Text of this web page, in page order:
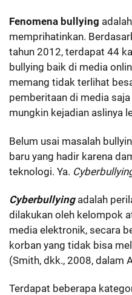
Fenomena bullying
memprihatinkan.
tahun 2012, terdapat 44
bullying baik di media
memang tidak terlihat
pemberitaan di media
mungkin kejadian aslinya
Belum usai masalah
baru yang hadir karena
teknologi. Ya.
Cyberbullying adalah
dilakukan oleh kelompok
media elektronik, secara
korban yang tidak bisa
(Smith, dkk., 2008, dalam
Terdapat beberapa